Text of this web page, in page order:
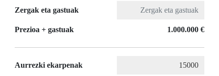
Zergak eta gastuak
Prezioa + gastuak 1.000.000 €
Aurrezki ekarpenak